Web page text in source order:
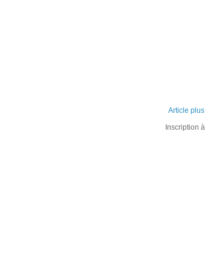
Article
Inscription